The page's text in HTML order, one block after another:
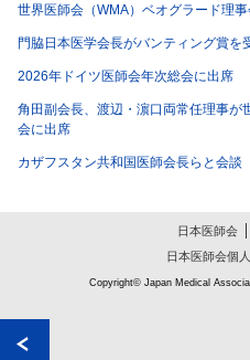
世界医師会（WMA）ベオグラード理
門脇日本医学会長がバンティング賞を
2026年ドイツ医師会年次総会に出席
角田副会長、渡辺・濵口両常任理事が
会に出席
カザフスタン共和国医師会長らと会談
日本医師会
日本医師会個
Copyright© Japan Medical